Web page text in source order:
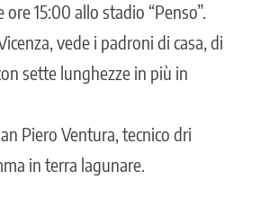
15:00 allo stadio “Penso”.
vede i padroni di casa, di
sette lunghezze in più in
Piero Ventura, tecnico dri
in terra lagunare.